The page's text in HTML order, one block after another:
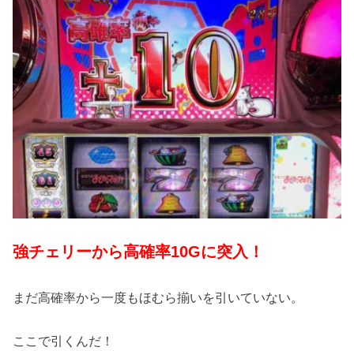
強チェリーから高確率10Gに突入！
まだ高確率から一度もほむら揃いを引いていない。
ここで引くんだ！